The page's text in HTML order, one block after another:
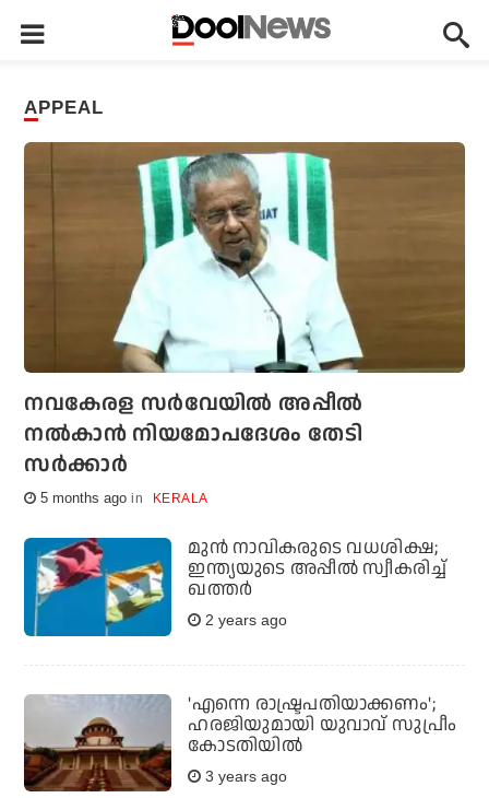
APPEAL
നവകേരള സര്‍വേയില്‍ അപ്പീല്‍
നല്‍കാന്‍ നിയമോപദേശം തേടി
സര്‍ക്കാര്‍
5 months ago KERALA
മുന്‍ നാവികരുടെ വധശിക്ഷ;
ഇന്ത്യയുടെ അപ്പീല്‍ സ്വീകരിച്ച്
ഖത്തര്‍
2 years ago
'എന്നെ രാഷ്ട്രപതിയാക്കണം';
ഹരജിയുമായി യുവാവ് സുപ്രീം
കോടതിയിൽ
3 years ago